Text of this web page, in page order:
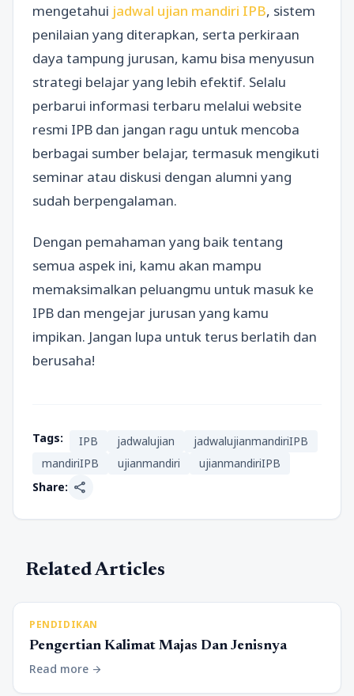
mengetahui jadwal ujian mandiri IPB, sistem
penilaian yang diterapkan, serta perkiraan
daya tampung jurusan, kamu bisa menyusun
strategi belajar yang lebih efektif. Selalu
perbarui informasi terbaru melalui website
resmi IPB dan jangan ragu untuk mencoba
berbagai sumber belajar, termasuk mengikuti
seminar atau diskusi dengan alumni yang
sudah berpengalaman.
Dengan pemahaman yang baik tentang
semua aspek ini, kamu akan mampu
memaksimalkan peluangmu untuk masuk ke
IPB dan mengejar jurusan yang kamu
impikan. Jangan lupa untuk terus berlatih dan
berusaha!
Tags: IPB jadwalujian
jadwalujianmandiriIPB
mandiriIPB
ujianmandiri
ujianmandiriIPB
Share: share
Related Articles
PENDIDIKAN
Pengertian Kalimat Majas Dan Jenisnya
Read more arrow_forward